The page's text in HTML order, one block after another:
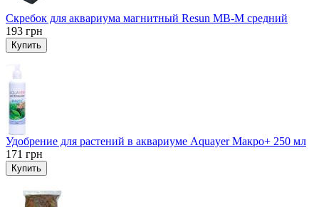
Скребок для аквариума магнитный Resun MB-M средний
193 грн
Купить
Удобрение для растений в аквариуме Aquayer Макро+ 250 мл
171 грн
Купить